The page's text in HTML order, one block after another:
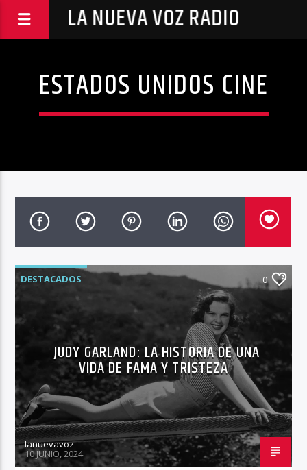
LA NUEVA VOZ RADIO
ESTADOS UNIDOS CINE
DESTACADOS 0
JUDY GARLAND: LA HISTORIA DE UNA
VIDA DE FAMA Y TRISTEZA
lanuevavoz
10 JUNIO, 2024